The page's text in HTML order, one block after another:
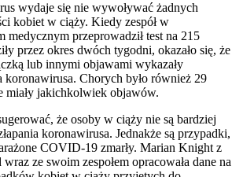
wydaje się nie wywoływać żadnych
kobiet w ciąży. Kiedy zespół w
medycznym przeprowadził test na 215
przez okres dwóch tygodni, okazało się, że
lub innymi objawami wykazały
Chorych było również 29
miały jakichkolwiek objawów.
że osoby w ciąży nie są bardziej
koronawirusa. Jednakże są przypadki,
COVID-19 zmarły. Marian Knight z
ze swoim zespołem opracowała dane na